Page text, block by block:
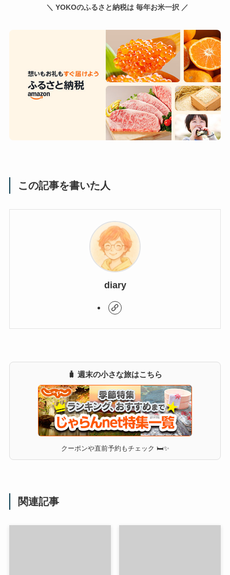
＼ YOKOのふるさと納税は 毎年お米一択 ／
この記事を書いた人
diary
🧳 週末の小さな旅はこちら
クーポンや直前予約もチェック 🛏✨
関連記事